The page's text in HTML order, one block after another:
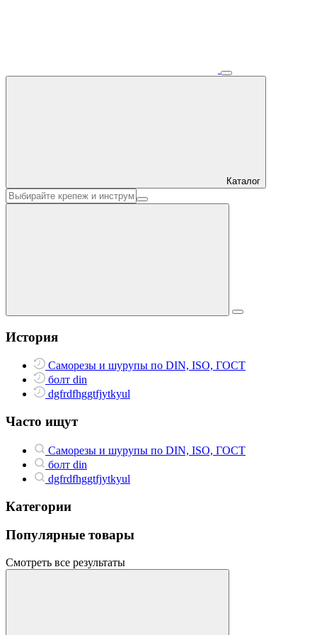
Каталог
История
Саморезы и шурупы по DIN, ISO, ГОСТ
болт din
dgfrdfhggtfjytkyul
Часто ищут
Саморезы и шурупы по DIN, ISO, ГОСТ
болт din
dgfrdfhggtfjytkyul
Категории
Популярные товары
Смотреть все результаты